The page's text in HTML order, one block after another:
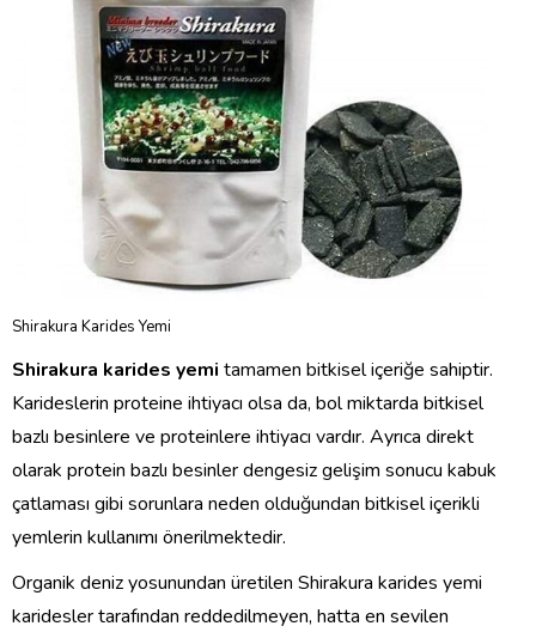
Shirakura Karides Yemi
Shirakura karides yemi tamamen bitkisel içeriğe sahiptir.
Karideslerin proteine ihtiyacı olsa da, bol miktarda bitkisel
bazlı besinlere ve proteinlere ihtiyacı vardır. Ayrıca direkt
olarak protein bazlı besinler dengesiz gelişim sonucu kabuk
çatlaması gibi sorunlara neden olduğundan bitkisel içerikli
yemlerin kullanımı önerilmektedir.
Organik deniz yosunundan üretilen Shirakura karides yemi
karidesler tarafından reddedilmeyen, hatta en sevilen